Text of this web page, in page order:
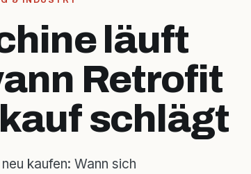
läuft
Retrofit
schlägt
kaufen: Wann sich